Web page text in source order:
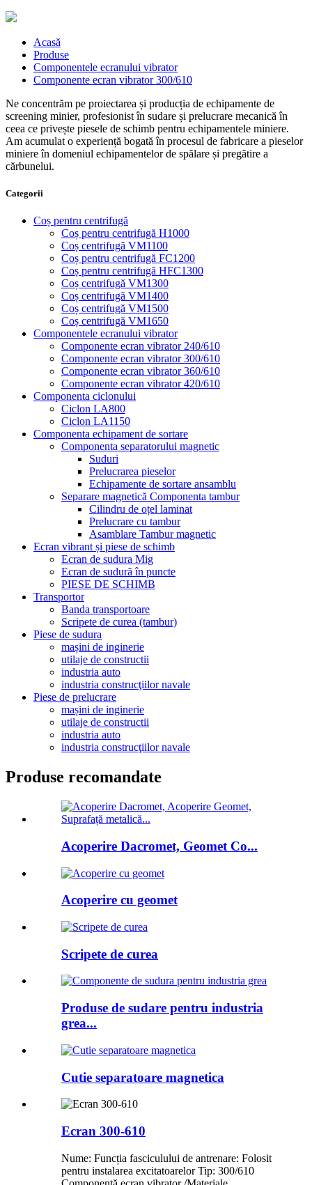
Acasă
Produse
Componentele ecranului vibrator
Componente ecran vibrator 300/610
Ne concentrăm pe proiectarea și producția de echipamente de
screening minier, profesionist în sudare și prelucrare mecanică în
ceea ce privește piesele de schimb pentru echipamentele miniere.
Am acumulat o experiență bogată în procesul de fabricare a pieselor
miniere în domeniul echipamentelor de spălare și pregătire a
cărbunelui.
Categorii
Coș pentru centrifugă
Coș pentru centrifugă H1000
Coș centrifugă VM1100
Coș pentru centrifugă FC1200
Coș pentru centrifugă HFC1300
Coș centrifugă VM1300
Coș centrifugă VM1400
Coș centrifugă VM1500
Coș centrifugă VM1650
Componentele ecranului vibrator
Componente ecran vibrator 240/610
Componente ecran vibrator 300/610
Componente ecran vibrator 360/610
Componente ecran vibrator 420/610
Componenta ciclonului
Ciclon LA800
Ciclon LA1150
Componenta echipament de sortare
Componenta separatorului magnetic
Suduri
Prelucrarea pieselor
Echipamente de sortare ansamblu
Separare magnetică Componenta tambur
Cilindru de oțel laminat
Prelucrare cu tambur
Asamblare Tambur magnetic
Ecran vibrant și piese de schimb
Ecran de sudura Mig
Ecran de sudură în puncte
PIESE DE SCHIMB
Transportor
Banda transportoare
Scripete de curea (tambur)
Piese de sudura
mașini de inginerie
utilaje de constructii
industria auto
industria construcţiilor navale
Piese de prelucrare
mașini de inginerie
utilaje de constructii
industria auto
industria construcţiilor navale
Produse recomandate
Acoperire Dacromet, Geomet Co...
Acoperire cu geomet
Scripete de curea
Produse de sudare pentru industria
grea...
Cutie separatoare magnetica
Ecran 300-610
Nume: Funcția fasciculului de antrenare: Folosit
pentru instalarea excitatoarelor Tip: 300/610